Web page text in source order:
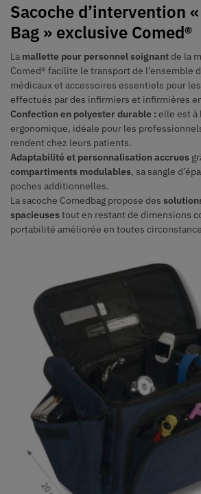
Sacoche d’intervention «
Bag » exclusive Comed®
La mallette pour personnel soignantde la
Comed® facilite le transport de l’ensemble
médicaux et accessoires essentiels pour
effectués par des infirmiers et infirmières
Confection en polyester durable :elle est à
ergonomique, idéale pour les
rendent chez leurs patients.
Adaptabilité et personnalisation accrues
compartiments modulables, sa sangle
poches additionnelles.
La sacoche Comedbag propose des
spacieusestout en restant de dimensions
portabilité améliorée en toutes